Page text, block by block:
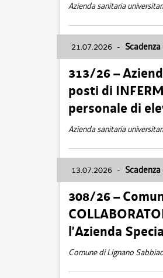
Azienda sanitaria
21.07.2026 -
313/26 –
posti di
personale di
Azienda sanitaria
13.07.2026 -
308/26 –
l’Azienda
Comune di Lignano